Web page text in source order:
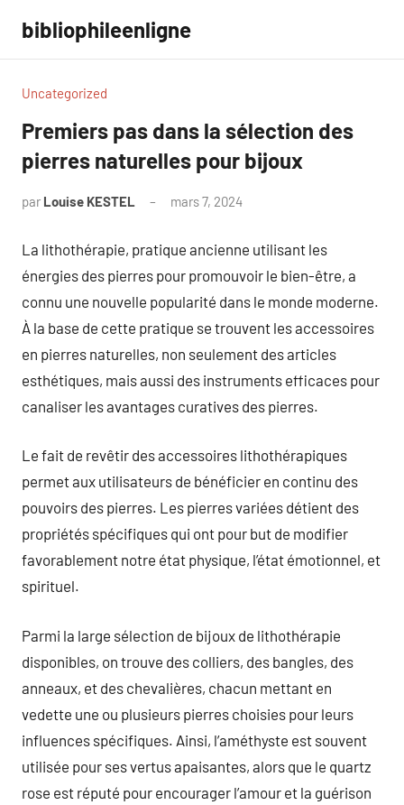
contenu
bibliophileenligne
Uncategorized
Premiers pas dans la sélection des
pierres naturelles pour bijoux
par Louise KESTEL mars 7, 2024
La lithothérapie, pratique ancienne utilisant les
énergies des pierres pour promouvoir le bien-être, a
connu une nouvelle popularité dans le monde moderne.
À la base de cette pratique se trouvent les accessoires
en pierres naturelles, non seulement des articles
esthétiques, mais aussi des instruments efficaces pour
canaliser les avantages curatives des pierres.
Le fait de revêtir des accessoires lithothérapiques
permet aux utilisateurs de bénéficier en continu des
pouvoirs des pierres. Les pierres variées détient des
propriétés spécifiques qui ont pour but de modifier
favorablement notre état physique, l’état émotionnel, et
spirituel.
Parmi la large sélection de bijoux de lithothérapie
disponibles, on trouve des colliers, des bangles, des
anneaux, et des chevalières, chacun mettant en
vedette une ou plusieurs pierres choisies pour leurs
influences spécifiques. Ainsi, l’améthyste est souvent
utilisée pour ses vertus apaisantes, alors que le quartz
rose est réputé pour encourager l’amour et la guérison